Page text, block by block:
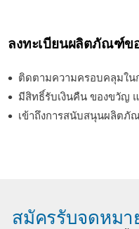
ลงทะเบียนผลิตภัณฑ์ข
ติดตามความครอบคลุมใ
มีสิทธิ์รับเงินคืน ของขวัญ
เข้าถึงการสนับสนุนผลิตภั
สมัครรับจดหมา